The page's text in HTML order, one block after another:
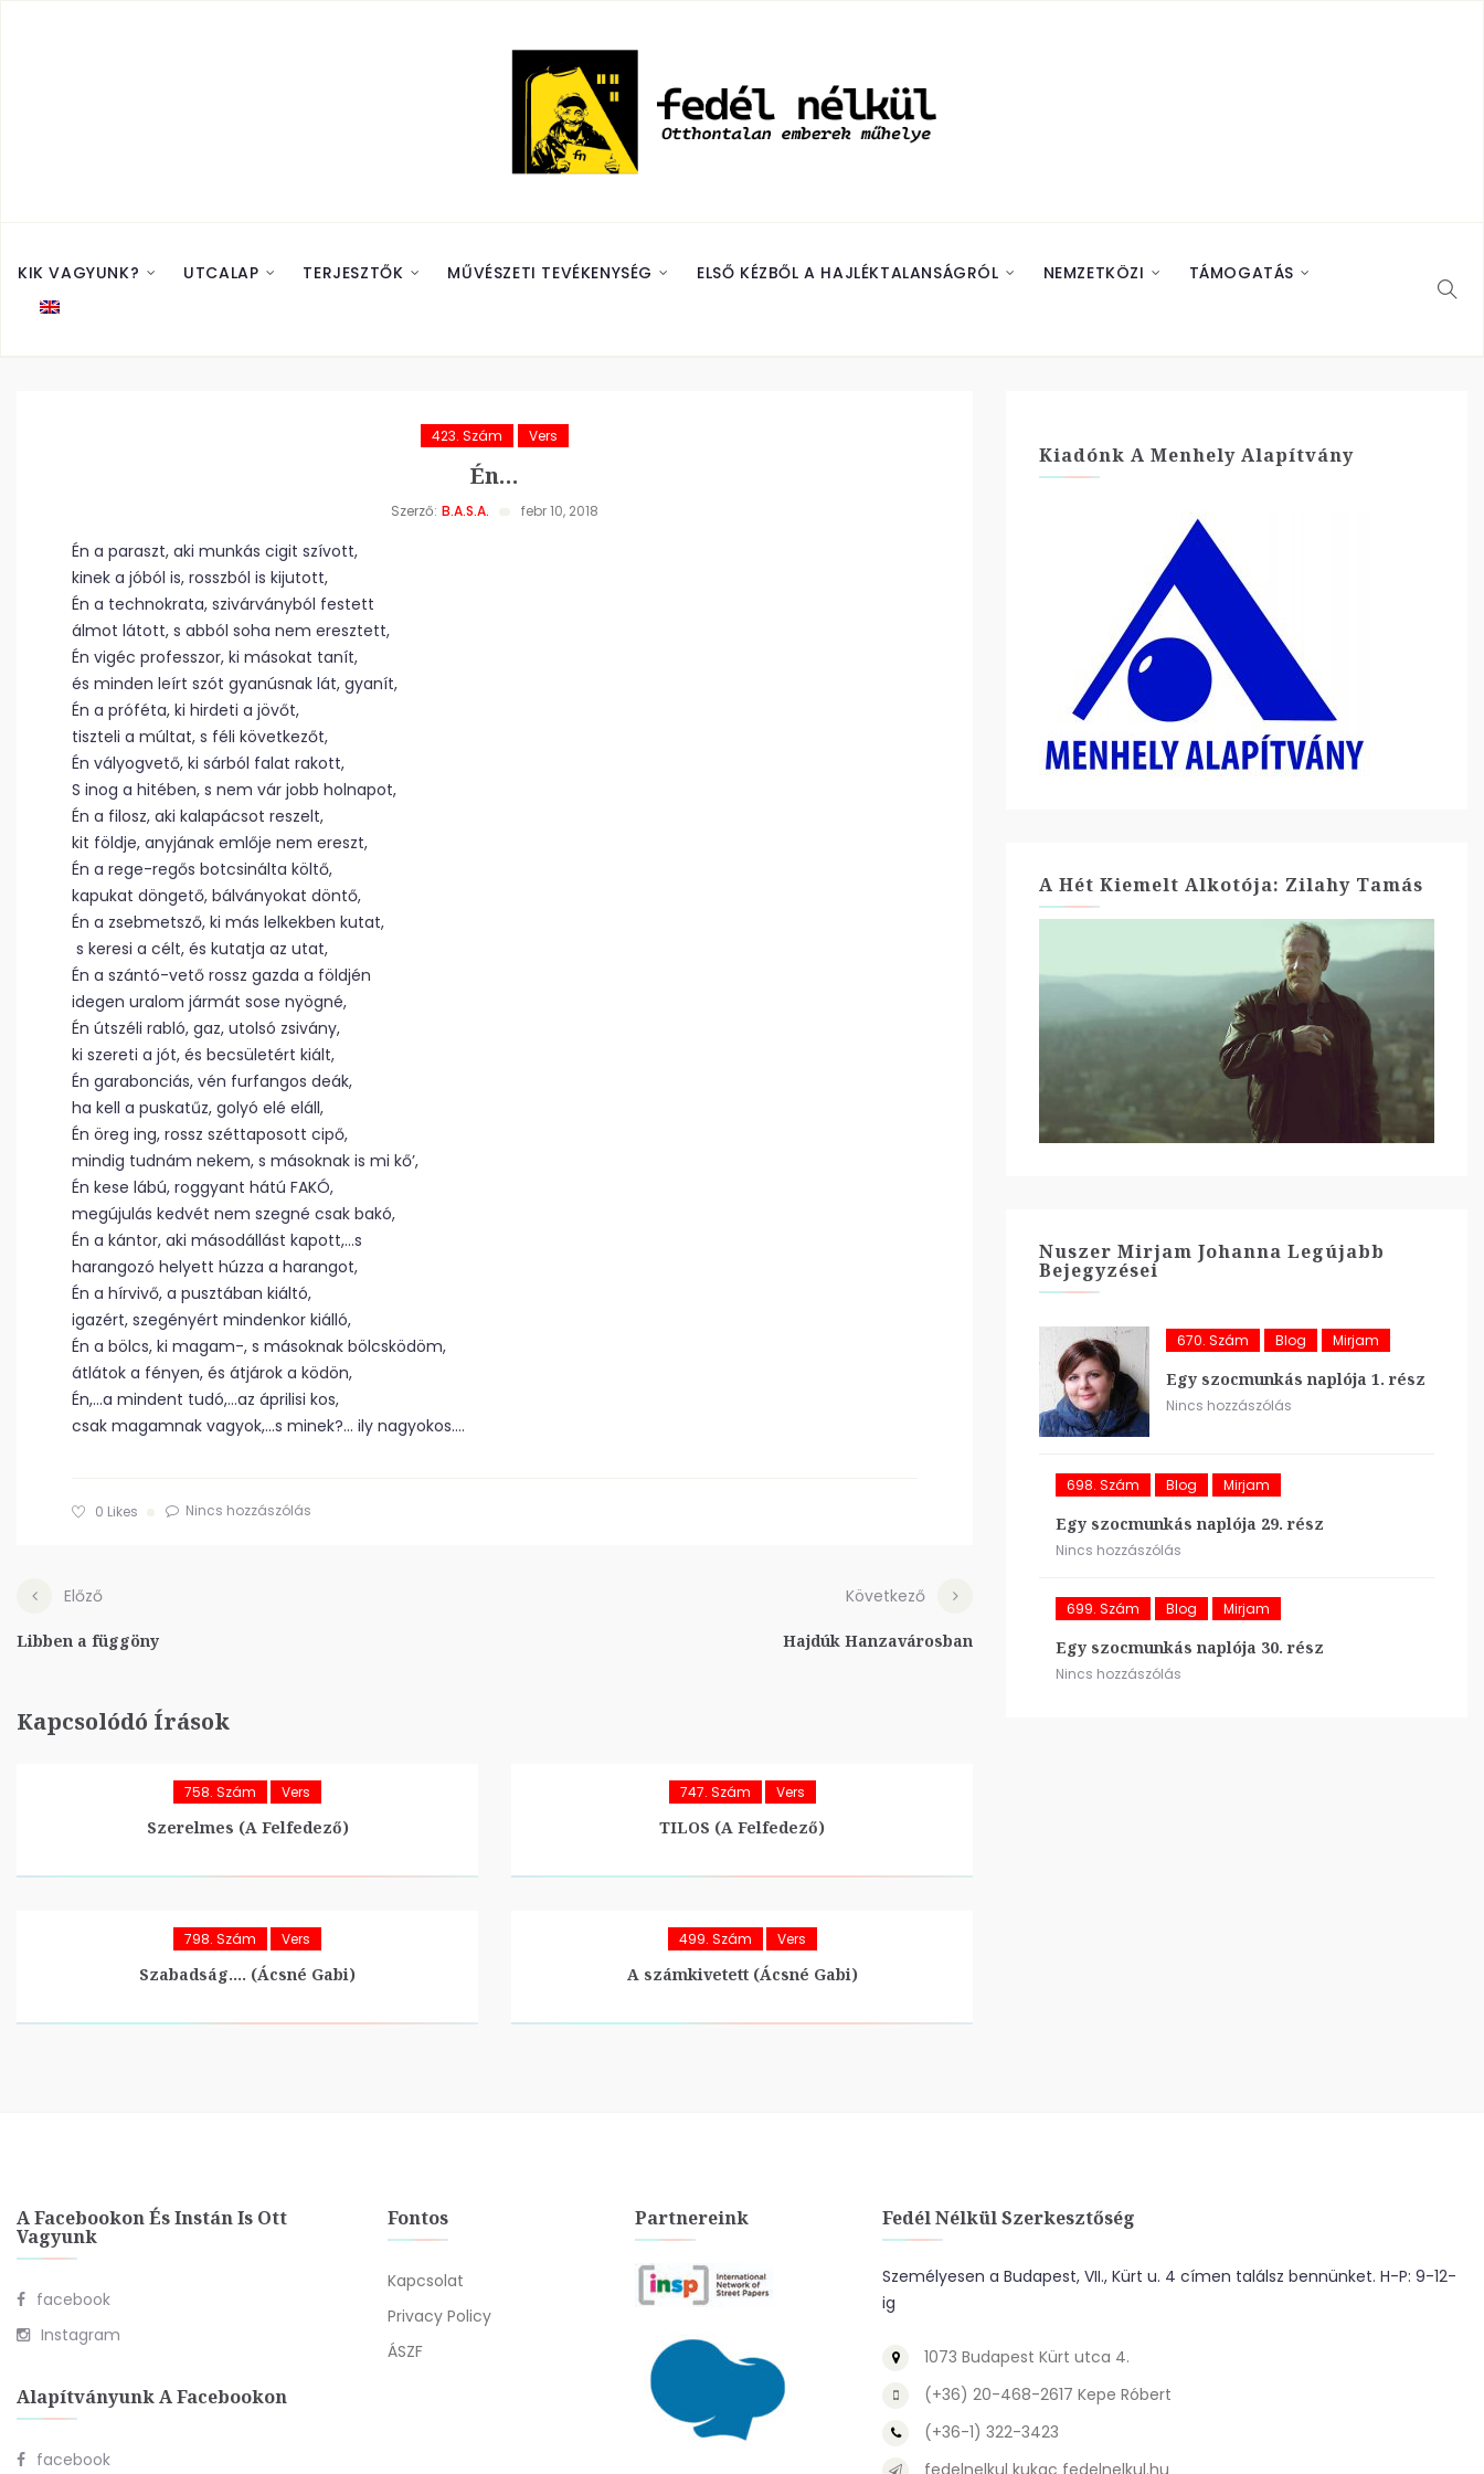
KIK VAGYUNK? UTCALAP TERJESZTŐK MŰVÉSZETI TEVÉKENYSÉG ELSŐ KÉZBŐL A HAJLÉKTALANSÁGRÓL NEMZETKÖZI TÁMOGATÁS
423. Szám Vers
Én…
Szerző: B.A.S.A. febr 10, 2018
Én a paraszt, aki munkás cigit szívott,
kinek a jóból is, rosszból is kijutott,
Én a technokrata, szivárványból festett
álmot látott, s abból soha nem eresztett,
Én vigéc professzor, ki másokat tanít,
és minden leírt szót gyanúsnak lát, gyanít,
Én a próféta, ki hirdeti a jövőt,
tiszteli a múltat, s féli következőt,
Én vályogvető, ki sárból falat rakott,
S inog a hitében, s nem vár jobb holnapot,
Én a filosz, aki kalapácsot reszelt,
kit földje, anyjának emlője nem ereszt,
Én a rege-regős botcsinálta költő,
kapukat döngető, bálványokat döntő,
Én a zsebmetsző, ki más lelkekben kutat,
s keresi a célt, és kutatja az utat,
Én a szántó-vető rossz gazda a földjén
idegen uralom jármát sose nyögné,
Én útszéli rabló, gaz, utolsó zsivány,
ki szereti a jót, és becsületért kiált,
Én garabonciás, vén furfangos deák,
ha kell a puskatűz, golyó elé eláll,
Én öreg ing, rossz széttaposott cipő,
mindig tudnám nekem, s másoknak is mi kő’,
Én kese lábú, roggyant hátú FAKÓ,
megújulás kedvét nem szegné csak bakó,
Én a kántor, aki másodállást kapott,…s
harangozó helyett húzza a harangot,
Én a hírvivő, a pusztában kiáltó,
igazért, szegényért mindenkor kiálló,
Én a bölcs, ki magam-, s másoknak bölcsködöm,
átlátok a fényen, és átjárok a ködön,
Én,…a mindent tudó,…az áprilisi kos,
csak magamnak vagyok,…s minek?… ily nagyokos….
0 Likes Nincs hozzászólás
Előző
Libben a függöny
Következő
Hajdúk Hanzavárosban
Kapcsolódó Írások
758. Szám Vers
Szerelmes (A Felfedező)
747. Szám Vers
TILOS (A Felfedező)
798. Szám Vers
Szabadság…. (Ácsné Gabi)
499. Szám Vers
A számkivetett (Ácsné Gabi)
Kiadónk A Menhely Alapítvány
A Hét Kiemelt Alkotója: Zilahy Tamás
Nuszer Mirjam Johanna Legújabb
Bejegyzései
670. Szám Blog Mirjam
Egy szocmunkás naplója 1. rész
Nincs hozzászólás
698. Szám Blog Mirjam
Egy szocmunkás naplója 29. rész
Nincs hozzászólás
699. Szám Blog Mirjam
Egy szocmunkás naplója 30. rész
Nincs hozzászólás
A Facebookon És Instán Is Ott
Vagyunk
facebook
Instagram
Alapítványunk A Facebookon
facebook
Fontos
Kapcsolat
Privacy Policy
ÁSZF
Partnereink Fedél Nélkül Szerkesztőség
Személyesen a Budapest, VII., Kürt u. 4 címen találsz bennünket. H-P: 9-12-
ig
1073 Budapest Kürt utca 4.
(+36) 20-468-2617 Kepe Róbert
(+36-1) 322-3423
fedelnelkul kukac fedelnelkul.hu